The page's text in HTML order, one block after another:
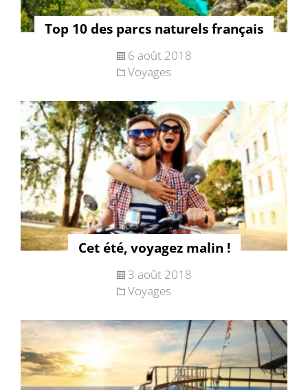
Top 10 des parcs naturels français
6 août 2018
Voyages
Cet été, voyagez malin !
3 août 2018
Voyages